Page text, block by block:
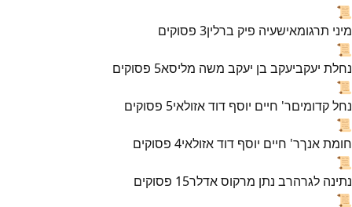
📜
מיני תרגומאישעיה פיק ברלין3 פסוקים
📜
נחלת יעקביעקב בן יעקב משה מליסא5 פסוקים
📜
נחל קדומיםר' חיים יוסף דוד אזולאי5 פסוקים
📜
חומת אנךר' חיים יוסף דוד אזולאי4 פסוקים
📜
נתינה לגרהרב נתן מרקוס אדלר15 פסוקים
📜